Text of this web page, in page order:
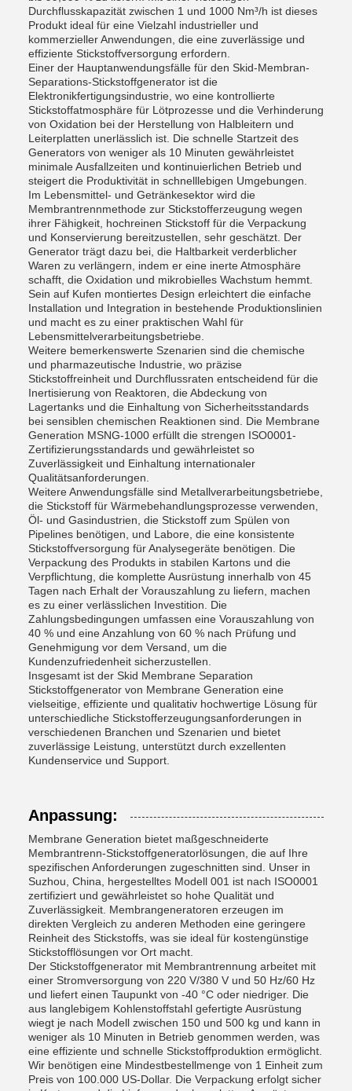
Durchflusskapazität zwischen 1 und 1000 Nm³/h ist dieses
Produkt ideal für eine Vielzahl industrieller und
kommerzieller Anwendungen, die eine zuverlässige und
effiziente Stickstoffversorgung erfordern.
Einer der Hauptanwendungsfälle für den Skid-Membran-
Separations-Stickstoffgenerator ist die
Elektronikfertigungsindustrie, wo eine kontrollierte
Stickstoffatmosphäre für Lötprozesse und die Verhinderung
von Oxidation bei der Herstellung von Halbleitern und
Leiterplatten unerlässlich ist. Die schnelle Startzeit des
Generators von weniger als 10 Minuten gewährleistet
minimale Ausfallzeiten und kontinuierlichen Betrieb und
steigert die Produktivität in schnelllebigen Umgebungen.
Im Lebensmittel- und Getränkesektor wird die
Membrantrennmethode zur Stickstofferzeugung wegen
ihrer Fähigkeit, hochreinen Stickstoff für die Verpackung
und Konservierung bereitzustellen, sehr geschätzt. Der
Generator trägt dazu bei, die Haltbarkeit verderblicher
Waren zu verlängern, indem er eine inerte Atmosphäre
schafft, die Oxidation und mikrobielles Wachstum hemmt.
Sein auf Kufen montiertes Design erleichtert die einfache
Installation und Integration in bestehende Produktionslinien
und macht es zu einer praktischen Wahl für
Lebensmittelverarbeitungsbetriebe.
Weitere bemerkenswerte Szenarien sind die chemische
und pharmazeutische Industrie, wo präzise
Stickstoffreinheit und Durchflussraten entscheidend für die
Inertisierung von Reaktoren, die Abdeckung von
Lagertanks und die Einhaltung von Sicherheitsstandards
bei sensiblen chemischen Reaktionen sind. Die Membrane
Generation MSNG-1000 erfüllt die strengen ISO0001-
Zertifizierungsstandards und gewährleistet so
Zuverlässigkeit und Einhaltung internationaler
Qualitätsanforderungen.
Weitere Anwendungsfälle sind Metallverarbeitungsbetriebe,
die Stickstoff für Wärmebehandlungsprozesse verwenden,
Öl- und Gasindustrien, die Stickstoff zum Spülen von
Pipelines benötigen, und Labore, die eine konsistente
Stickstoffversorgung für Analysegeräte benötigen. Die
Verpackung des Produkts in stabilen Kartons und die
Verpflichtung, die komplette Ausrüstung innerhalb von 45
Tagen nach Erhalt der Vorauszahlung zu liefern, machen
es zu einer verlässlichen Investition. Die
Zahlungsbedingungen umfassen eine Vorauszahlung von
40 % und eine Anzahlung von 60 % nach Prüfung und
Genehmigung vor dem Versand, um die
Kundenzufriedenheit sicherzustellen.
Insgesamt ist der Skid Membrane Separation
Stickstoffgenerator von Membrane Generation eine
vielseitige, effiziente und qualitativ hochwertige Lösung für
unterschiedliche Stickstofferzeugungsanforderungen in
verschiedenen Branchen und Szenarien und bietet
zuverlässige Leistung, unterstützt durch exzellenten
Kundenservice und Support.
Anpassung:
Membrane Generation bietet maßgeschneiderte
Membrantrenn-Stickstoffgeneratorlösungen, die auf Ihre
spezifischen Anforderungen zugeschnitten sind. Unser in
Suzhou, China, hergestelltes Modell 001 ist nach ISO0001
zertifiziert und gewährleistet so hohe Qualität und
Zuverlässigkeit. Membrangeneratoren erzeugen im
direkten Vergleich zu anderen Methoden eine geringere
Reinheit des Stickstoffs, was sie ideal für kostengünstige
Stickstofflösungen vor Ort macht.
Der Stickstoffgenerator mit Membrantrennung arbeitet mit
einer Stromversorgung von 220 V/380 V und 50 Hz/60 Hz
und liefert einen Taupunkt von -40 °C oder niedriger. Die
aus langlebigem Kohlenstoffstahl gefertigte Ausrüstung
wiegt je nach Modell zwischen 150 und 500 kg und kann in
weniger als 10 Minuten in Betrieb genommen werden, was
eine effiziente und schnelle Stickstoffproduktion ermöglicht.
Wir benötigen eine Mindestbestellmenge von 1 Einheit zum
Preis von 100.000 US-Dollar. Die Verpackung erfolgt sicher